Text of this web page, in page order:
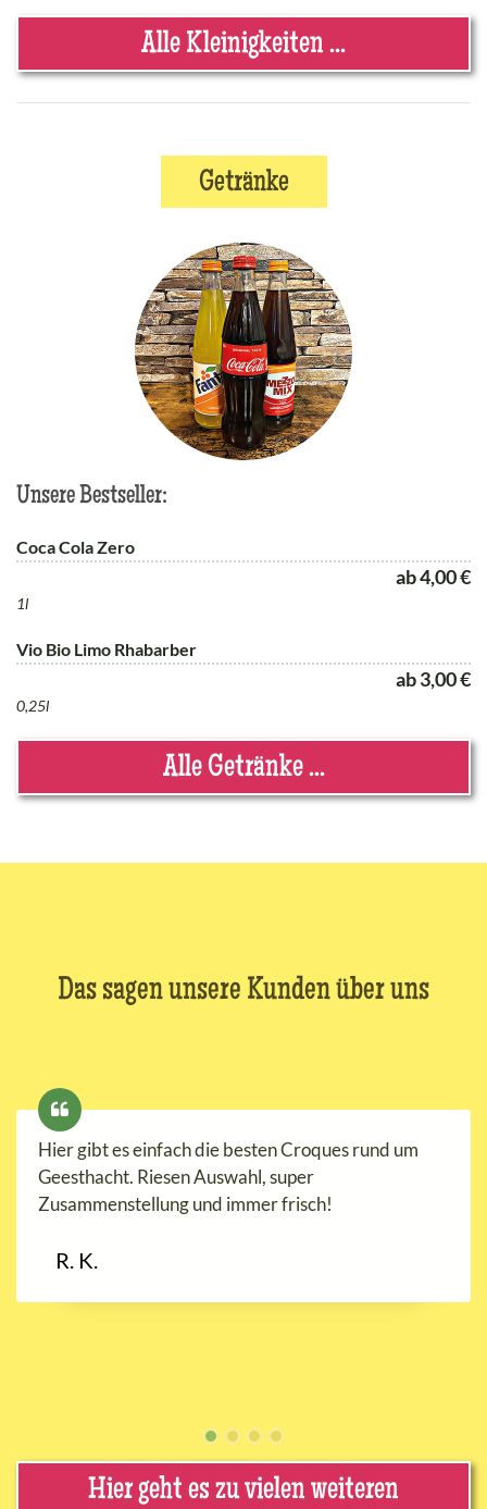
Alle Kleinigkeiten ...
Getränke
Unsere Bestseller:
Coca Cola Zero
ab 4,00 €
1l
Vio Bio Limo Rhabarber
ab 3,00 €
0,25l
Alle Getränke ...
Das sagen unsere Kunden über uns
Hier gibt es einfach die besten Croques rund um
Geesthacht. Riesen Auswahl, super
Zusammenstellung und immer frisch!
R. K.
Hier geht es zu vielen weiteren